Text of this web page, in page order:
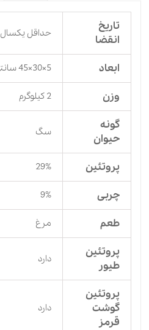
تاریخ
انقضا
حداقل یکسال
ابعاد 5×30×45 سانتی‌متر
وزن 2 کیلوگرم
گونه
حیوان
سگ
پروتئین 29%
چربی 9%
طعم مرغ
پروتئین
طیور
دارد
پروتئین
گوشت
قرمز
دارد